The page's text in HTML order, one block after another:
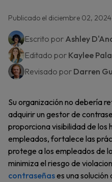
Publicado el diciembre 02, 2024
Escrito por Ashley
Editado por Kaylee
Revisado por Darren
Su organización no debería
adquirir un gestor de
proporciona visibilidad de los
empleados, fortalece las
protege a los empleados de
minimiza el riesgo de
contraseñases una solución